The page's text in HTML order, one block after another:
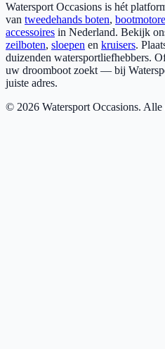
Watersport Occasions is hét
van tweedehands boten,
accessoires in Nederland. Bekijk
zeilboten, sloepen en kruisers.
duizenden watersportliefhebbers.
uw droomboot zoekt — bij
juiste adres.
© 2026 Watersport Occasions.